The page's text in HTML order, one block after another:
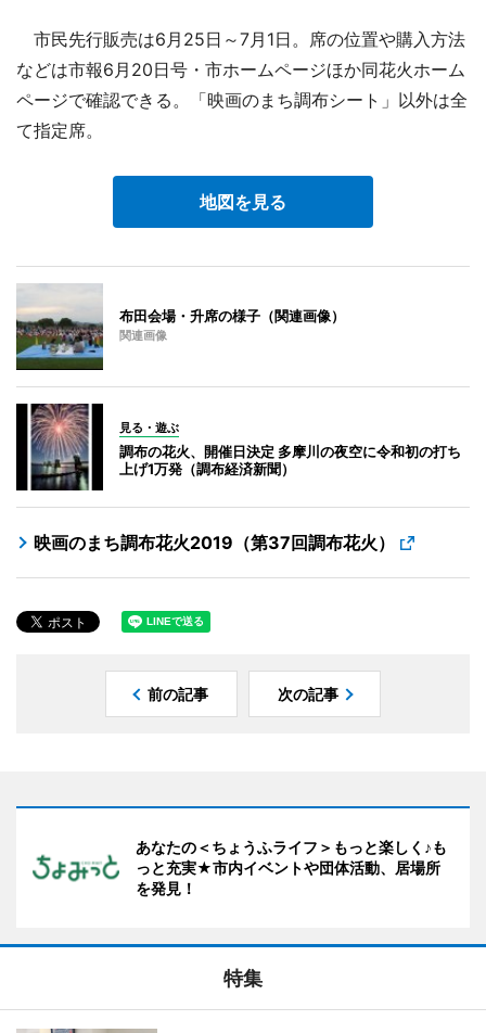
市民先行販売は6月25日～7月1日。席の位置や購入方法
などは市報6月20日号・市ホームページほか同花火ホーム
ページで確認できる。「映画のまち調布シート」以外は全
て指定席。
地図を見る
布田会場・升席の様子（関連画像）
関連画像
見る・遊ぶ
調布の花火、開催日決定 多摩川の夜空に令和初の打ち
上げ1万発（調布経済新聞）
映画のまち調布花火2019（第37回調布花火）
前の記事 次の記事
あなたの＜ちょうふライフ＞もっと楽しく♪も
っと充実★市内イベントや団体活動、居場所
を発見！
特集